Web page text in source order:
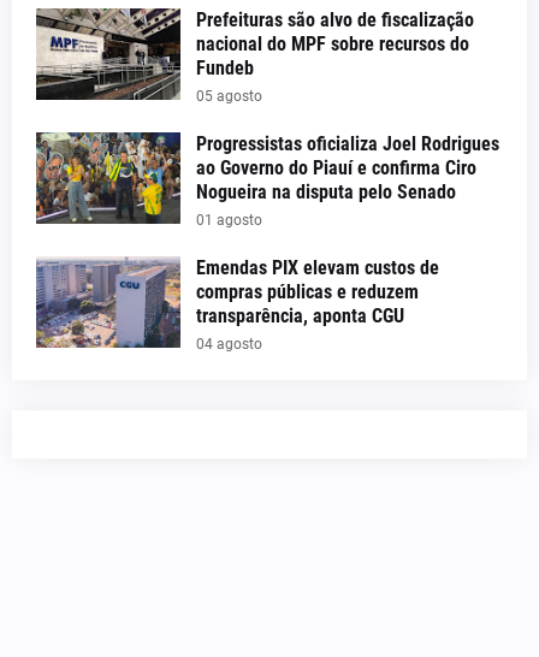
Prefeituras são alvo de fiscalização
nacional do MPF sobre recursos do
Fundeb
05 agosto
Progressistas oficializa Joel Rodrigues
ao Governo do Piauí e confirma Ciro
Nogueira na disputa pelo Senado
01 agosto
Emendas PIX elevam custos de
compras públicas e reduzem
transparência, aponta CGU
04 agosto